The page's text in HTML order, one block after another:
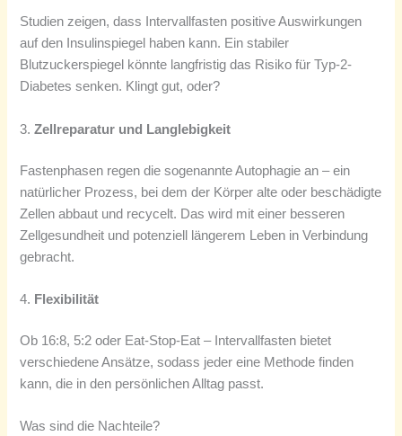
Studien zeigen, dass Intervallfasten positive Auswirkungen
auf den Insulinspiegel haben kann. Ein stabiler
Blutzuckerspiegel könnte langfristig das Risiko für Typ-2-
Diabetes senken. Klingt gut, oder?
3.Zellreparatur und Langlebigkeit
Fastenphasen regen die sogenannte Autophagie an – ein
natürlicher Prozess, bei dem der Körper alte oder beschädigte
Zellen abbaut und recycelt. Das wird mit einer besseren
Zellgesundheit und potenziell längerem Leben in Verbindung
gebracht.
4. Flexibilität
Ob 16:8, 5:2 oder Eat-Stop-Eat – Intervallfasten bietet
verschiedene Ansätze, sodass jeder eine Methode finden
kann, die in den persönlichen Alltag passt.
Was sind die Nachteile?